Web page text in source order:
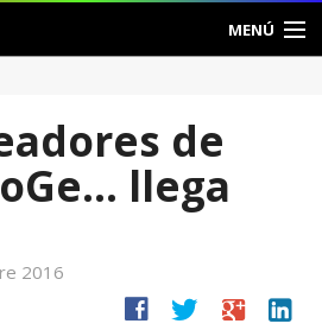
MENÚ
de
llega
2016
facebook twitter google linkedin